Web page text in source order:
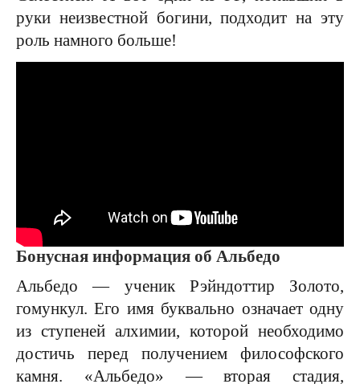
руки неизвестной богини, подходит на эту
роль намного больше!
Бонусная информация об Альбедо
Альбедо — ученик Рэйндоттир Золото,
гомункул. Его имя буквально означает одну
из ступеней алхимии, которой необходимо
достичь перед получением философского
камня. «Альбедо» — вторая стадия,